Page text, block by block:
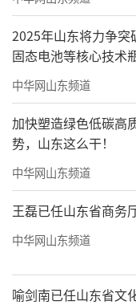
最终，市
中“对中国境内
除、限制竞争
武汉用通剥离持
2025年山东将力争
固态电池等核心技术
中华网山东频道
加快塑造绿色低碳高
势，山东这么干！
中华网山东频道
王磊已任山东省商务
中华网山东频道
喻剑南已任山东省文